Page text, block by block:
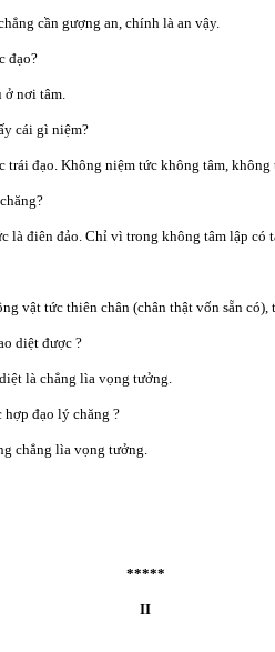
cần gượng an, chính là an vậy.
đạo?
ở nơi tâm.
cái gì niệm?
trái đạo. Không niệm tức không tâm, không
là điên đảo. Chỉ vì trong không tâm lập có
vật tức thiên chân (chân thật vốn sẵn
diệt được ?
là chẳng lìa vọng tưởng.
hợp đạo lý chăng ?
chẳng lìa vọng tưởng.
*****
II